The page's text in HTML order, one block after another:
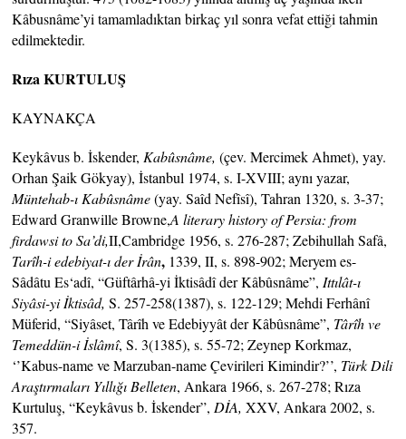
Kâbusnâme’yi tamamladıktan birkaç yıl sonra vefat ettiği tahmin
edilmektedir.
Rıza KURTULUŞ
KAYNAKÇA
Keykâvus b. İskender,Kabûsnâme,(çev. Mercimek Ahmet), yay.
Orhan Şaik Gökyay), İstanbul 1974, s. I-XVIII; aynı yazar,
Müntehab-ı Kabûsnâme(yay. Saîd Nefîsî), Tahran 1320, s. 3-37;
Edward Granwille Browne,A literary history of Persia: from
firdawsi to Sa’di,II,Cambridge 1956, s. 276-287; Zebihullah Safâ,
Tarîh-i edebiyat-ı der İrân, 1339, II, s. 898-902; Meryem es-
Sâdâtu Es‘adî, “Güftârhâ-yi İktisâdî der Kâbûsnâme”,Ittılât-ı
Siyâsi-yi İktisâd,S. 257-258(1387), s. 122-129; Mehdi Ferhânî
Müferid, “Siyâset, Târîh ve Edebiyyât der Kâbûsnâme”, Târîh ve
Temeddün-i İslâmî, S. 3(1385), s. 55-72; Zeynep Korkmaz,
‘’Kabus-name ve Marzuban-name Çevirileri Kimindir?’’, Türk Dili
Araştırmaları Yıllığı Belleten, Ankara 1966, s. 267-278; Rıza
Kurtuluş, “Keykâvus b. İskender”,DİA, XXV, Ankara 2002, s.
357.